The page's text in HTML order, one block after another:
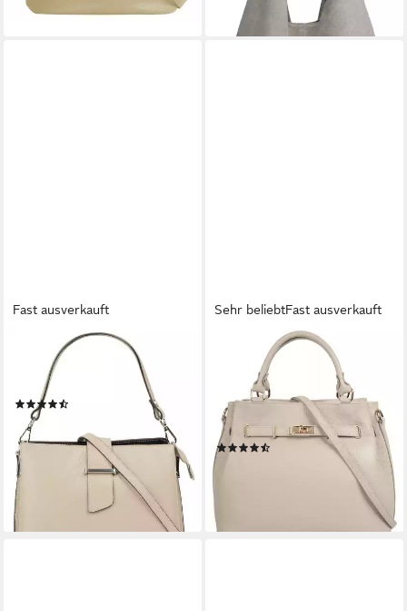
Fast ausverkauft
Henkeltasche, echt Leder,
Made in Italy
59,90 €
lieferbar - in 1-2 Werktagen bei dir
Sehr beliebtFast ausverkauft
SAMANTHA LOOK
Henkeltasche, echt Leder,
Made in Italy, geräumige
Henkeltasche mit
Smartphonefach
lieferbar - in 1-2 Werktagen bei dir